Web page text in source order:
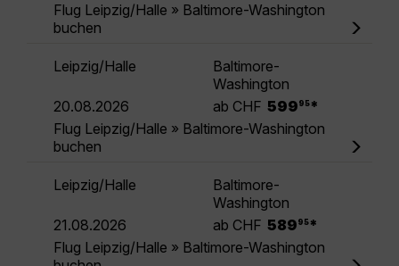
Flug Leipzig/Halle » Baltimore-Washington
buchen
Leipzig/Halle
Baltimore-
Washington
20.08.2026
ab CHF 599 95 *
Flug Leipzig/Halle » Baltimore-Washington
buchen
Leipzig/Halle
Baltimore-
Washington
21.08.2026
ab CHF 589 95 *
Flug Leipzig/Halle » Baltimore-Washington